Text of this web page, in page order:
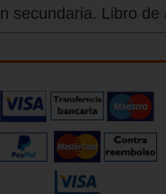
secundaria. Libro de